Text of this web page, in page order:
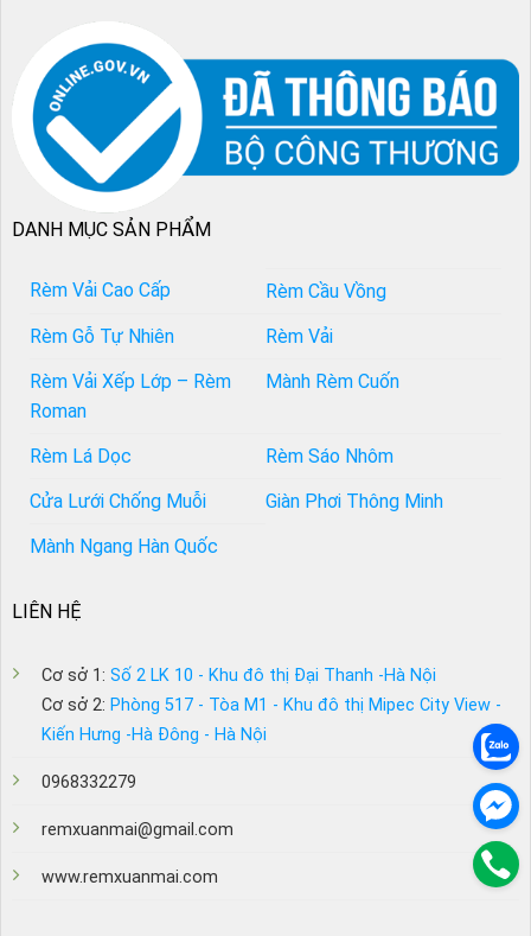
DANH MỤC SẢN PHẨM
Rèm Vải Cao Cấp
Rèm Cầu Vồng
Rèm Gỗ Tự Nhiên
Rèm Vải
Rèm Vải Xếp Lớp – Rèm
Roman
Mành Rèm Cuốn
Rèm Lá Dọc
Rèm Sáo Nhôm
Cửa Lưới Chống Muỗi
Giàn Phơi Thông Minh
Mành Ngang Hàn Quốc
LIÊN HỆ
Cơ sở 1: Số 2 LK 10 - Khu đô thị Đại Thanh -Hà Nội
Cơ sở 2: Phòng 517 - Tòa M1 - Khu đô thị Mipec City View -
Kiến Hưng -Hà Đông - Hà Nội
0968332279
remxuanmai@gmail.com
www.remxuanmai.com